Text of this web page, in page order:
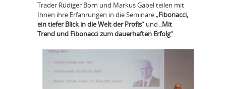
Trader Rüdiger Born und Markus Gabel teilen mit
Ihnen ihre Erfahrungen in die Seminare „Fibonacci,
ein tiefer Blick in die Welt der Profis“ und „Mit
Trend und Fibonacci zum dauerhaften Erfolg“.